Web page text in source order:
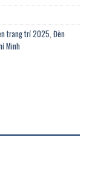
trang trí 2025, Đèn
Minh